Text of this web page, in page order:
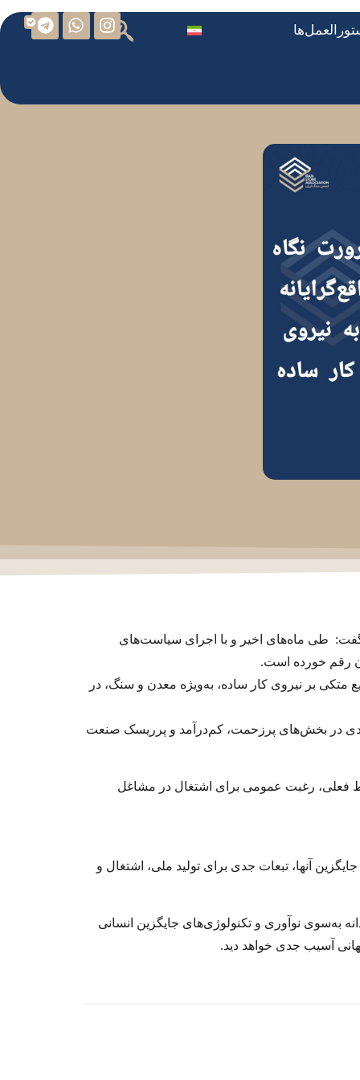
گفت: طی ماه‌‌‌های اخیر و با اجرای سیاست‌‌‌های
رقم خورده است.
متکی بر نیروی کار ساده، به‌‌‌ویژه معدن و سنگ، در
در بخش‌‌‌های پرزحمت، کم‌‌‌درآمد و پرریسک صنعت
فعلی، رغبت عمومی برای اشتغال در مشاغل
آنها، تبعات جدی برای تولید ملی، اشتغال و
به‌‌‌سوی نوآوری و تکنولوژی‌‌‌های جایگزین انسانی
آسیب جدی خواهد دید.